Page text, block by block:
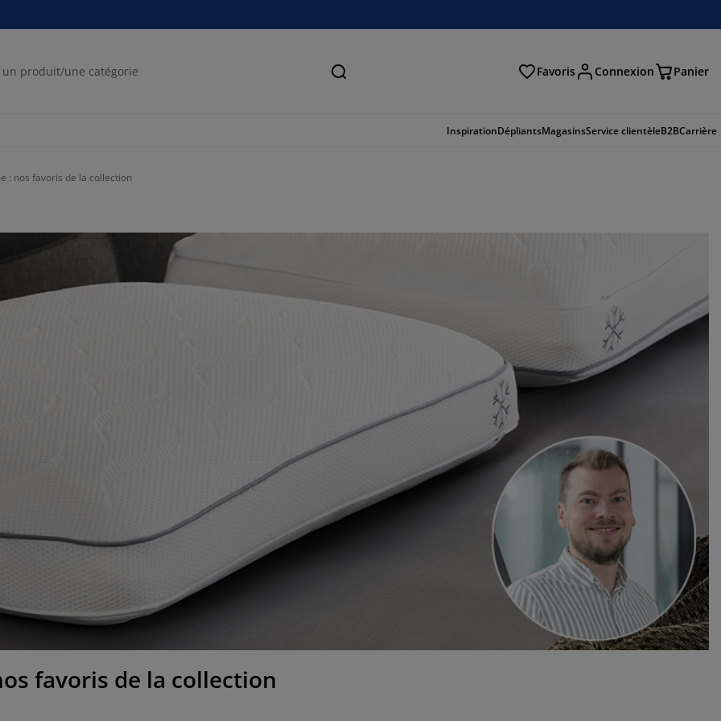
Recherche Favoris Connexion Panier
InspirationDépliantsMagasinsService clientèleB2BCarrière
: nos favoris de la collection
favoris de la collection